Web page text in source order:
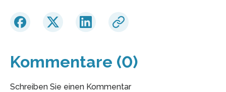
Kommentare (0)
Schreiben Sie einen Kommentar